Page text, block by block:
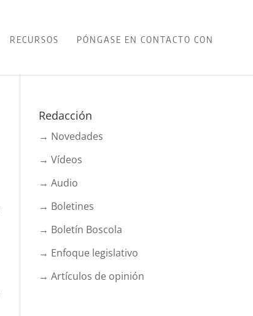
RECURSOS PÓNGASE EN CONTACTO CON
Redacción
→ Novedades
→ Vídeos
→ Audio
→ Boletines
→ Boletín Boscola
→ Enfoque legislativo
→ Artículos de opinión